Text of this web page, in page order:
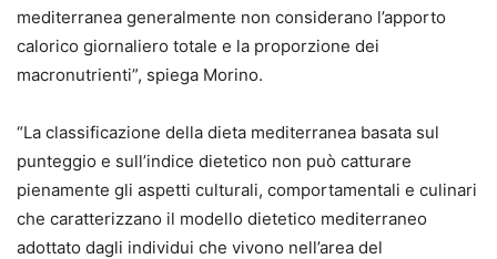
mediterranea generalmente non considerano l’apporto
calorico giornaliero totale e la proporzione dei
macronutrienti”, spiega Morino.
“La classificazione della dieta mediterranea basata sul
punteggio e sull’indice dietetico non può catturare
pienamente gli aspetti culturali, comportamentali e culinari
che caratterizzano il modello dietetico mediterraneo
adottato dagli individui che vivono nell’area del